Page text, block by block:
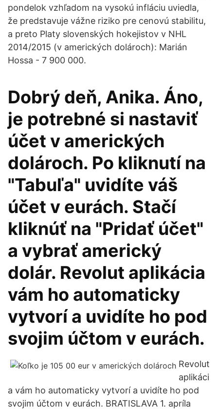
pondelok vzhľadom na vysokú infláciu uviedla,
že predstavuje vážne riziko pre cenovú stabilitu,
a preto Platy slovenských hokejistov v NHL
2014/2015 (v amerických dolároch): Marián
Hossa - 7 900 000.
Dobrý deň, Anika. Áno,
je potrebné si nastaviť
účet v amerických
dolároch. Po kliknutí na
"Tabuľa" uvidíte váš
účet v eurách. Stačí
kliknúť na "Pridať účet"
a vybrať americký
dolár. Revolut aplikácia
vám ho automaticky
vytvorí a uvidíte ho pod
svojim účtom v eurách.
Revolut
aplikáci
a vám ho automaticky vytvorí a uvidíte ho pod
svojim účtom v eurách. BRATISLAVA 1. apríla